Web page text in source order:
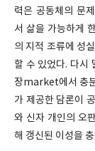
력은 공동체의 문
서 삶을 가능하게
의 지적 조류에 성
할 수 있었다. 다시
장market에서 충
가 제공한 담론이
와 신자 개인의 오
해 갱신된 이성을